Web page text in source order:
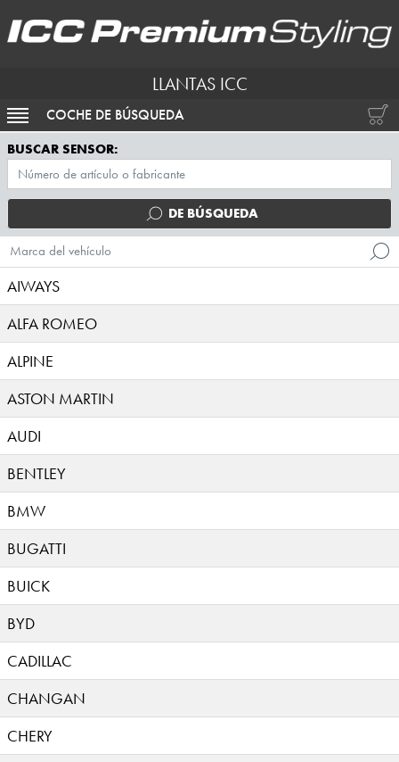
LLANTAS ICC
ACTIVAR NAVEGACIÓN
COCHE DE BÚSQUEDA
BUSCAR SENSOR:
DE BÚSQUEDA
Marca del vehículo
AIWAYS
ALFA ROMEO
ALPINE
ASTON MARTIN
AUDI
BENTLEY
BMW
BUGATTI
BUICK
BYD
CADILLAC
CHANGAN
CHERY